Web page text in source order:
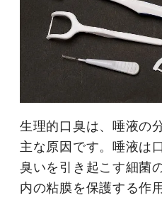
生理的口臭は、唾液の
主な原因です。唾液は
臭いを引き起こす細菌
内の粘膜を保護する作